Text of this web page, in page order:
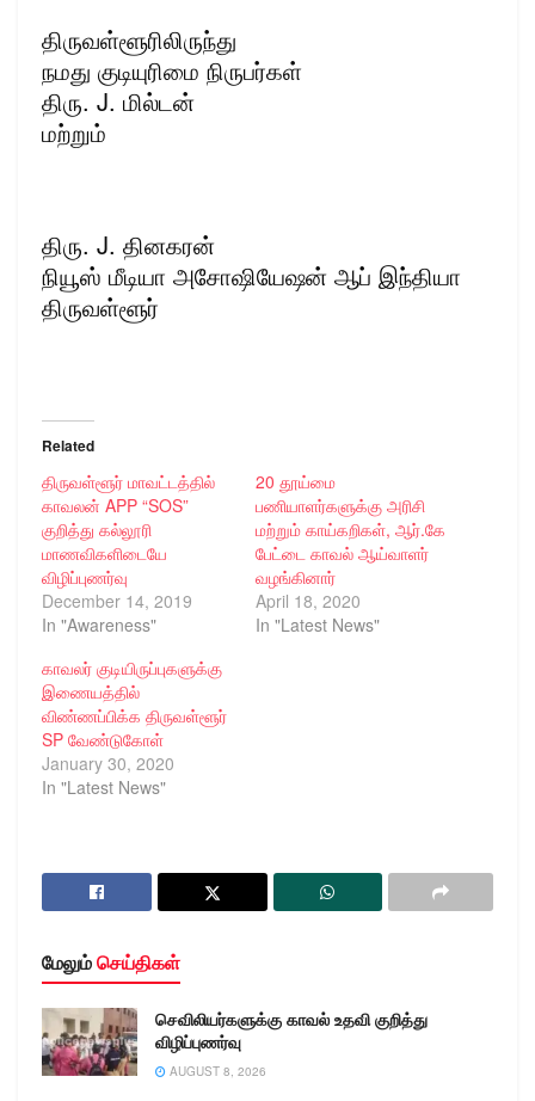
திருவள்ளூரிலிருந்து
நமது குடியுரிமை நிருபர்கள்
திரு. J. மில்டன்
மற்றும்
திரு. J. தினகரன்
நியூஸ் மீடியா அசோஷியேஷன் ஆப் இந்தியா
திருவள்ளூர்
Related
திருவள்ளூர் மாவட்டத்தில்
காவலன் APP “SOS”
குறித்து கல்லூரி
மாணவிகளிடையே
விழிப்புணர்வு
December 14, 2019
In "Awareness"
20 தூய்மை
பணியாளர்களுக்கு அரிசி
மற்றும் காய்கறிகள், ஆர்.கே
பேட்டை காவல் ஆய்வாளர்
வழங்கினார்
April 18, 2020
In "Latest News"
காவலர் குடியிருப்புகளுக்கு
இணையத்தில்
விண்ணப்பிக்க திருவள்ளூர்
SP வேண்டுகோள்
January 30, 2020
In "Latest News"
மேலும்செய்திகள்
செவிலியர்களுக்கு காவல் உதவி குறித்து
விழிப்புணர்வு
AUGUST 8, 2026